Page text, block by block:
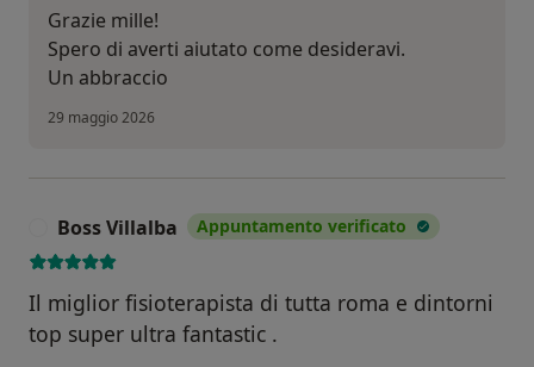
Grazie mille!
Spero di averti aiutato come desideravi.
Un abbraccio
29 maggio 2026
Boss Villalba Appuntamento verificato
Il miglior fisioterapista di tutta roma e dintorni
top super ultra fantastic .